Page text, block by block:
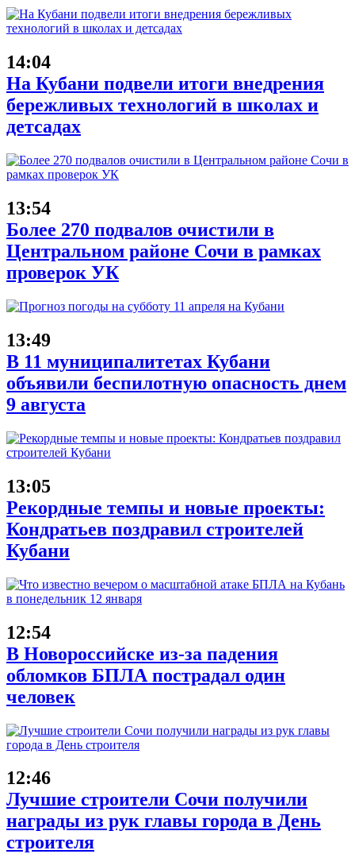
14:04
На Кубани подвели итоги внедрения
бережливых технологий в школах и
детсадах
13:54
Более 270 подвалов очистили в
Центральном районе Сочи в рамках
проверок УК
13:49
В 11 муниципалитетах Кубани
объявили беспилотную опасность днем
9 августа
13:05
Рекордные темпы и новые проекты:
Кондратьев поздравил строителей
Кубани
12:54
В Новороссийске из-за падения
обломков БПЛА пострадал один
человек
12:46
Лучшие строители Сочи получили
награды из рук главы города в День
строителя